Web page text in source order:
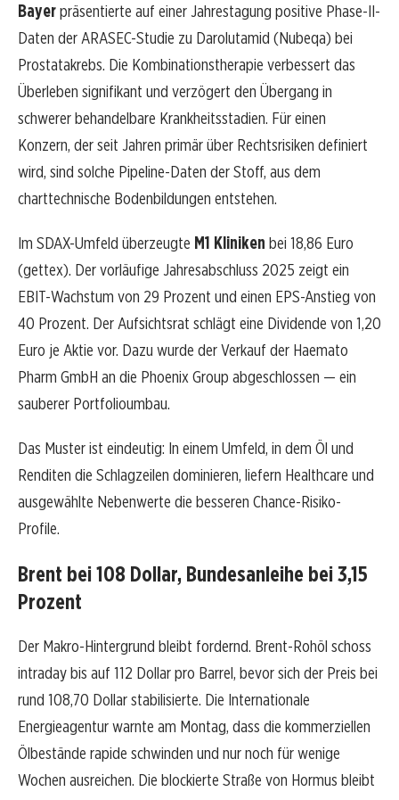
Bayerpräsentierte auf einer Jahrestagung positive Phase-II-
Daten der ARASEC-Studie zu Darolutamid (Nubeqa) bei
Prostatakrebs. Die Kombinationstherapie verbessert das
Überleben signifikant und verzögert den Übergang in
schwerer behandelbare Krankheitsstadien. Für einen
Konzern, der seit Jahren primär über Rechtsrisiken definiert
wird, sind solche Pipeline-Daten der Stoff, aus dem
charttechnische Bodenbildungen entstehen.
Im SDAX-Umfeld überzeugte M1 Kliniken bei 18,86 Euro
(gettex). Der vorläufige Jahresabschluss 2025 zeigt ein
EBIT-Wachstum von 29 Prozent und einen EPS-Anstieg von
40 Prozent. Der Aufsichtsrat schlägt eine Dividende von 1,20
Euro je Aktie vor. Dazu wurde der Verkauf der Haemato
Pharm GmbH an die Phoenix Group abgeschlossen — ein
sauberer Portfolioumbau.
Das Muster ist eindeutig: In einem Umfeld, in dem Öl und
Renditen die Schlagzeilen dominieren, liefern Healthcare und
ausgewählte Nebenwerte die besseren Chance-Risiko-
Profile.
Brent bei 108 Dollar, Bundesanleihe bei 3,15
Prozent
Der Makro-Hintergrund bleibt fordernd. Brent-Rohöl schoss
intraday bis auf 112 Dollar pro Barrel, bevor sich der Preis bei
rund 108,70 Dollar stabilisierte. Die Internationale
Energieagentur warnte am Montag, dass die kommerziellen
Ölbestände rapide schwinden und nur noch für wenige
Wochen ausreichen. Die blockierte Straße von Hormus bleibt